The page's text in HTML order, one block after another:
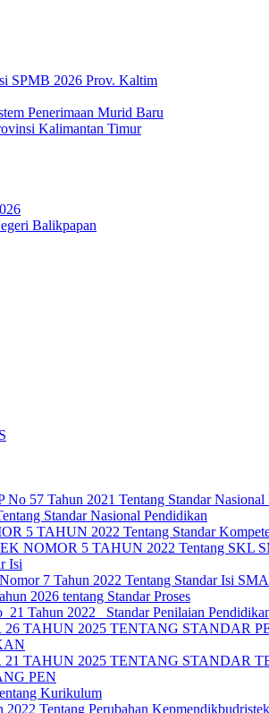
SPMB 2026 Prov. Kaltim
Penerimaan Murid Baru
Kalimantan Timur
Balikpapan
No 57 Tahun 2021 Tentang Standar Nasional
Standar Nasional Pendidikan
5 TAHUN 2022 Tentang Standar
NOMOR 5 TAHUN 2022 Tentang SKL
Isi
7 Tahun 2022 Tentang Standar Isi
2026 tentang Standar Proses
Tahun 2022_ Standar Penilaian
26 TAHUN 2025 TENTANG
21 TAHUN 2025 TENTANG
PEN
Kurikulum
Tentang Perubahan